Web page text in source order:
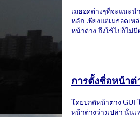
เมธอดต่างๆที่จะแนะน
หลัก เพียงแต่เมธอดเ
หน้าต่าง ถึงใช้ไปก็ไม่มี
การตั้งชื่อหน้า
โดยปกติหน้าต่าง GUI
หน้าต่างว่างเปล่า นั่น